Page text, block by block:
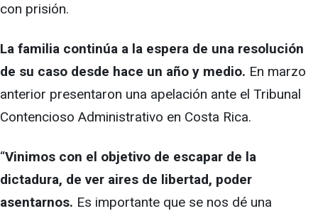
con prisión.
La familia continúa a la espera de una resolución
de su caso desde hace un año y medio. En marzo
anterior presentaron una apelación ante el Tribunal
Contencioso Administrativo en Costa Rica.
“Vinimos con el objetivo de escapar de la
dictadura, de ver aires de libertad, poder
asentarnos. Es importante que se nos dé una